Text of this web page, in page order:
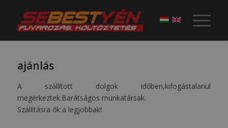
ajánlás
A szállított dolgok időben,kifogástalanul
megérkeztek.Barátságos munkatársak.
Szállításra ők a legjobbak!